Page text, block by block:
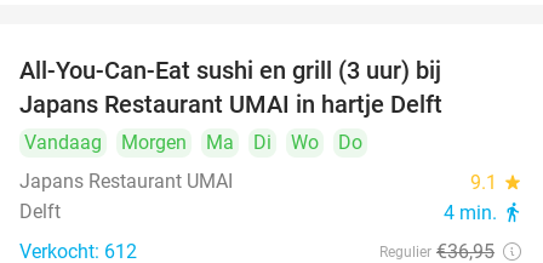
All-You-Can-Eat sushi en grill (3 uur) bij
Japans Restaurant UMAI in hartje Delft
Vandaag Morgen Ma Di Wo
Do
Japans Restaurant UMAI
9.1 star
Delft 4 min. directions_walk
Verkocht: 612 Regulier €36,95